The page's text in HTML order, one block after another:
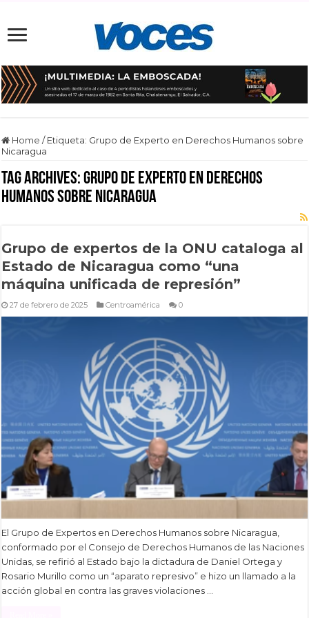
Home / Etiqueta: Grupo de Experto en Derechos Humanos sobre
Nicaragua
Tag Archives:Grupo de Experto en Derechos
Humanos sobre Nicaragua
Grupo de expertos de la ONU cataloga al
Estado de Nicaragua como “una
máquina unificada de represión”
27 de febrero de 2025 Centroamérica 0
El Grupo de Expertos en Derechos Humanos sobre Nicaragua,
conformado por el Consejo de Derechos Humanos de las Naciones
Unidas, se refirió al Estado bajo la dictadura de Daniel Ortega y
Rosario Murillo como un “aparato represivo” e hizo un llamado a la
acción global en contra las graves violaciones …